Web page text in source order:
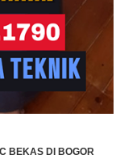
BEKAS DI BOGOR